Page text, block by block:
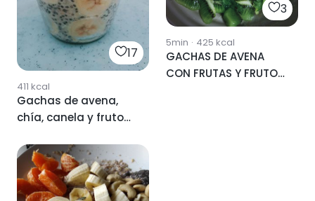
17
411 kcal
Gachas de avena,
chía, canela y frutos
3
5min · 425 kcal
GACHAS DE AVENA
CON FRUTAS Y FRUTOS